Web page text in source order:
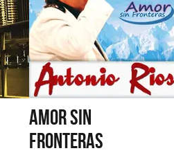
AMOR SIN
FRONTERAS